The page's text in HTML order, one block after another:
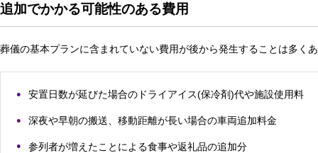
追加でかかる可能性のある費用
葬儀の基本プランに含まれていない費用が後から発生することは多く
安置日数が延びた場合のドライアイス(保冷剤)代や施設使用料
深夜や早朝の搬送、移動距離が長い場合の車両追加料金
参列者が増えたことによる食事や返礼品の追加分